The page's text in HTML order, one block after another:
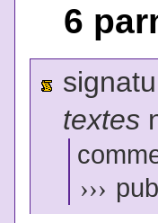
6
textes
›››